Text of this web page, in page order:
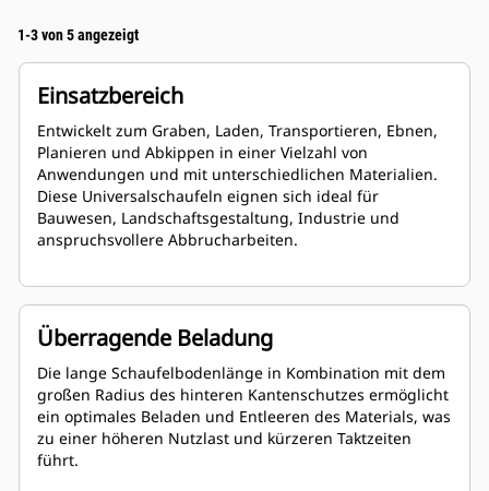
1-3 von 5 angezeigt
Einsatzbereich
Entwickelt zum Graben, Laden, Transportieren, Ebnen,
Planieren und Abkippen in einer Vielzahl von
Anwendungen und mit unterschiedlichen Materialien.
Diese Universalschaufeln eignen sich ideal für
Bauwesen, Landschaftsgestaltung, Industrie und
anspruchsvollere Abbrucharbeiten.
Überragende Beladung
Die lange Schaufelbodenlänge in Kombination mit dem
großen Radius des hinteren Kantenschutzes ermöglicht
ein optimales Beladen und Entleeren des Materials, was
zu einer höheren Nutzlast und kürzeren Taktzeiten
führt.